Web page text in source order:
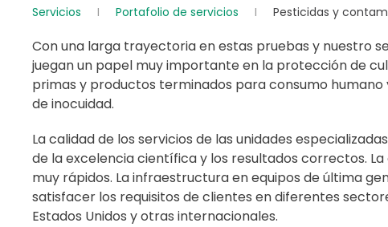
Servicios Portafolio de servicios Pesticidas y
Con una larga trayectoria en estas pruebas y nuestro
juegan un papel muy importante en la protección de
primas y productos terminados para consumo
de inocuidad.
La calidad de los servicios de las unidades
de la excelencia científica y los resultados correctos.
muy rápidos. La infraestructura en equipos de última
satisfacer los requisitos de clientes en diferentes
Estados Unidos y otras internacionales.